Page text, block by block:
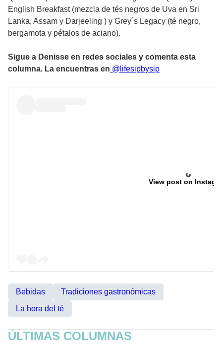
English Breakfast (mezcla de tés negros de Uva en Sri
Lanka, Assam y Darjeeling ) y Grey´s Legacy (té negro,
bergamota y pétalos de aciano).
Sigue a Denisse en redes sociales y comenta esta
columna. La encuentras en @lifesipbysip
View post on
Bebidas
Tradiciones gastronómicas
La hora del té
ÚLTIMAS COLUMNAS